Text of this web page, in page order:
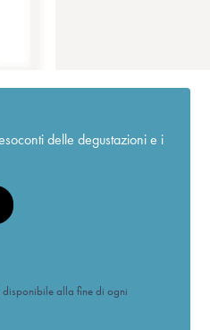
delle degustazioni e i
disponibile alla fine di ogni